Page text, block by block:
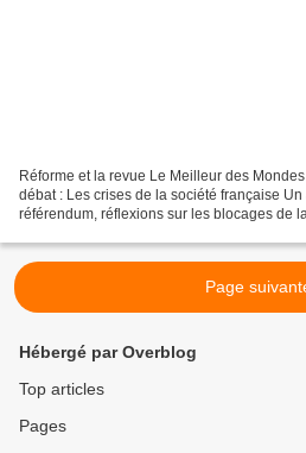
Réforme et la revue Le Meilleur des
débat : Les crises de la société française
référendum, réflexions sur les blocages de
Page
Hébergé par Overblog
Top articles
Pages